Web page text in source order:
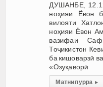
ДУШАНБЕ,
ноҳияи Ёвон
вилояти
ноҳияи Ёвон
вазифаи
Тоҷикистон
ба кишоварзӣ
«Озуқаворӣ
Матни пурра ▸